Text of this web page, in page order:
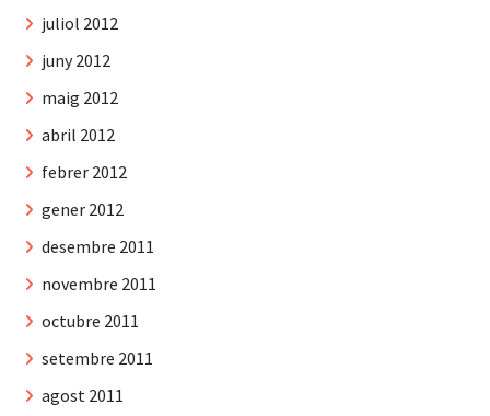
juliol 2012
juny 2012
maig 2012
abril 2012
febrer 2012
gener 2012
desembre 2011
novembre 2011
octubre 2011
setembre 2011
agost 2011